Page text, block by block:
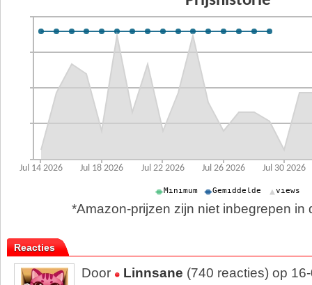
*Amazon-prijzen zijn niet inbegrepen in
Reacties
Door Linnsane (740 reacties) op